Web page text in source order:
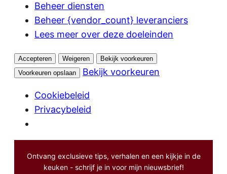
Beheer diensten
Beheer {vendor_count} leveranciers
Lees meer over deze doeleinden
Accepteren Weigeren
Bekijk voorkeuren
Voorkeuren opslaan
Bekijk voorkeuren
Cookiebeleid
Privacybeleid
Ontvang exclusieve tips, verhalen en een kijkje in de
keuken - schrijf je in voor mijn nieuwsbrief!